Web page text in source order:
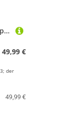
FANATIK Kopfrute Lexus Stipprute Angelrute 4m,5m, 6m, 7m Posenrute Teleskoprute (4.00 m / 4-teilig)
49,99 €
der
49,99 €